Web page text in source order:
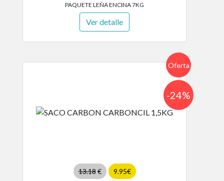
PAQUETE LEÑA ENCINA 7KG
Ver detalle
Oferta
13.18€ 9.95€
-24%